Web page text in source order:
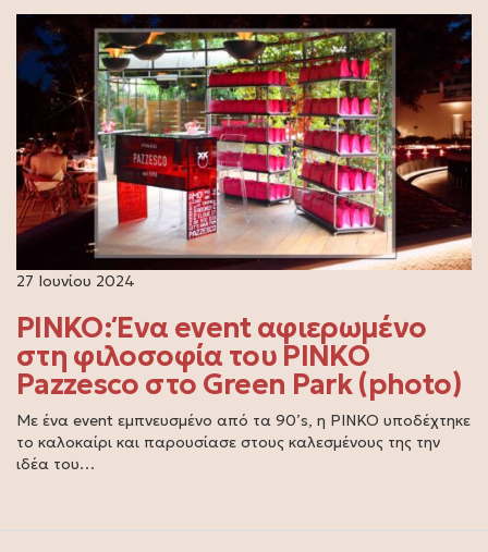
27 Ιουνίου 2024
PINKO: Ένα event αφιερωμένο
στη φιλοσοφία του PINKO
Pazzesco στο Green Park (photo)
Με ένα event εμπνευσμένο από τα 90’s, η PINKO υποδέχτηκε
το καλοκαίρι και παρουσίασε στους καλεσμένους της την
ιδέα του…